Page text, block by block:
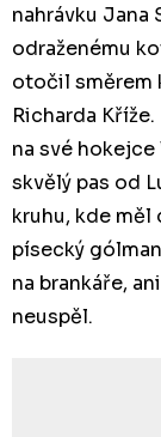
nahrávku Jana
odraženému
otočil směrem
Richarda
na své
skvělý pas od
kruhu, kde měl
písecký
na brankáře,
neuspěl.